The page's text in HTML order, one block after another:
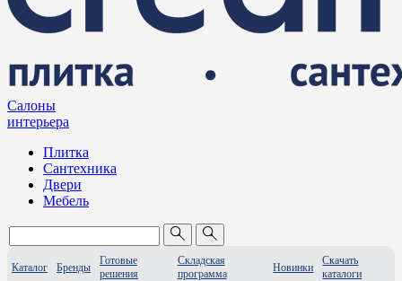
Салоны
интерьера
Плитка
Сантехника
Двери
Мебель
Каталог Бренды
Готовые
решения
Складская
программа
Новинки
Скачать
каталоги